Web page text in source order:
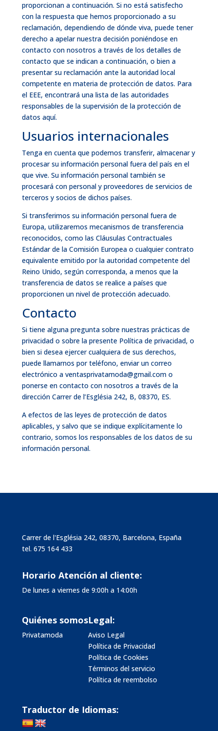
proporcionan a continuación. Si no está satisfecho
con la respuesta que hemos proporcionado a su
reclamación, dependiendo de dónde viva, puede tener
derecho a apelar nuestra decisión poniéndose en
contacto con nosotros a través de los detalles de
contacto que se indican a continuación, o bien a
presentar su reclamación ante la autoridad local
competente en materia de protección de datos. Para
el EEE, encontrará una lista de las autoridades
responsables de la supervisión de la protección de
datos aquí.
Usuarios internacionales
Tenga en cuenta que podemos transferir, almacenar y
procesar su información personal fuera del país en el
que vive. Su información personal también se
procesará con personal y proveedores de servicios de
terceros y socios de dichos países.
Si transferimos su información personal fuera de
Europa, utilizaremos mecanismos de transferencia
reconocidos, como las Cláusulas Contractuales
Estándar de la Comisión Europea o cualquier contrato
equivalente emitido por la autoridad competente del
Reino Unido, según corresponda, a menos que la
transferencia de datos se realice a países que
proporcionen un nivel de protección adecuado.
Contacto
Si tiene alguna pregunta sobre nuestras prácticas de
privacidad o sobre la presente Política de privacidad, o
bien si desea ejercer cualquiera de sus derechos,
puede llamarnos por teléfono, enviar un correo
electrónico a ventasprivatamoda@gmail.com o
ponerse en contacto con nosotros a través de la
dirección Carrer de l’Església 242, B, 08370, ES.
A efectos de las leyes de protección de datos
aplicables, y salvo que se indique explícitamente lo
contrario, somos los responsables de los datos de su
información personal.
Carrer de l'Església 242, 08370, Barcelona, España
tel. 675 164 433
Horario Atención al cliente:
De lunes a viernes de 9:00h a 14:00h
Quiénes somos
Privatamoda
Legal:
Aviso Legal
Política de Privacidad
Política de Cookies
Términos del servicio
Política de reembolso
Traductor de Idiomas: